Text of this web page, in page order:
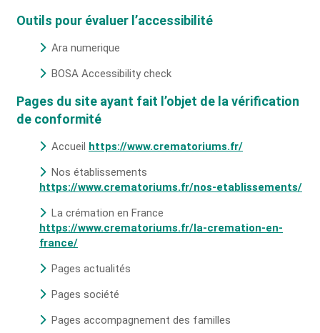
Outils pour évaluer l’accessibilité
Ara numerique
BOSA Accessibility check
Pages du site ayant fait l’objet de la vérification
de conformité
Accueil https://www.crematoriums.fr/
Nos établissements
https://www.crematoriums.fr/nos-etablissements/
La crémation en France
https://www.crematoriums.fr/la-cremation-en-
france/
Pages actualités
Pages société
Pages accompagnement des familles